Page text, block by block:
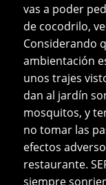
vas a poder
de cocodrilo,
Considerando
ambientación
unos trajes
dan al jardín
mosquitos, y
no tomar las
efectos
restaurante.
siempre